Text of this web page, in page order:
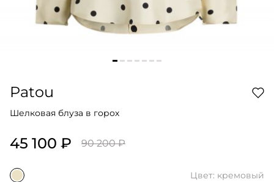
Patou
Шелковая блуза в горох
45 100 ₽ 90 200 ₽
Цвет: кремовый